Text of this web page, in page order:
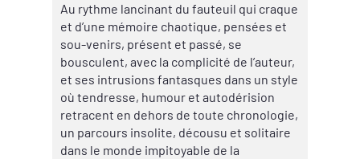
Au rythme lancinant du fauteuil qui craque
et d’une mémoire chaotique, pensées et
sou-venirs, présent et passé, se
bousculent, avec la complicité de l’auteur,
et ses intrusions fantasques dans un style
où tendresse, humour et autodérision
retracent en dehors de toute chronologie,
un parcours insolite, décousu et solitaire
dans le monde impitoyable de la